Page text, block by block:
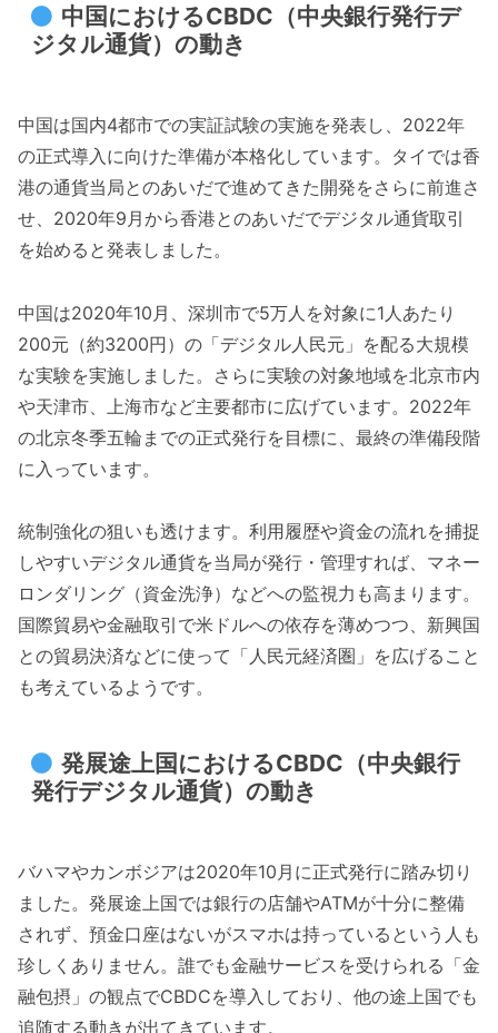
中国におけるCBDC（中央銀行発行デ
ジタル通貨）の動き
中国は国内4都市での実証試験の実施を発表し、2022年
の正式導入に向けた準備が本格化しています。タイでは香
港の通貨当局とのあいだで進めてきた開発をさらに前進さ
せ、2020年9月から香港とのあいだでデジタル通貨取引
を始めると発表しました。
中国は2020年10月、深圳市で5万人を対象に1人あたり
200元（約3200円）の「デジタル人民元」を配る大規模
な実験を実施しました。さらに実験の対象地域を北京市内
や天津市、上海市など主要都市に広げています。2022年
の北京冬季五輪までの正式発行を目標に、最終の準備段階
に入っています。
統制強化の狙いも透けます。利用履歴や資金の流れを捕捉
しやすいデジタル通貨を当局が発行・管理すれば、マネー
ロンダリング（資金洗浄）などへの監視力も高まります。
国際貿易や金融取引で米ドルへの依存を薄めつつ、新興国
との貿易決済などに使って「人民元経済圏」を広げること
も考えているようです。
発展途上国におけるCBDC（中央銀行
発行デジタル通貨）の動き
バハマやカンボジアは2020年10月に正式発行に踏み切り
ました。発展途上国では銀行の店舗やATMが十分に整備
されず、預金口座はないがスマホは持っているという人も
珍しくありません。誰でも金融サービスを受けられる「金
融包摂」の観点でCBDCを導入しており、他の途上国でも
追随する動きが出てきています。